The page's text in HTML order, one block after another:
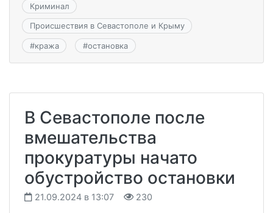
Криминал
Происшествия в Севастополе и Крыму
#кража #остановка
В Севастополе после
вмешательства
прокуратуры начато
обустройство остановки
21.09.2024 в 13:07 230